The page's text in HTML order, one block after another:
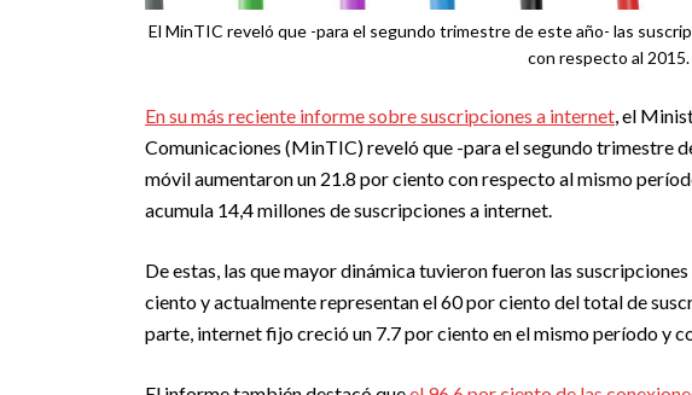
El MinTIC reveló que -para el segundo trimestre de este año- las
con respecto al 2015.
En su más reciente informe sobre suscripciones a internet, el
Comunicaciones (MinTIC) reveló que -para el segundo trimestre
móvil aumentaron un 21.8 por ciento con respecto al mismo
acumula 14,4 millones de suscripciones a internet.
De estas, las que mayor dinámica tuvieron fueron las
ciento y actualmente representan el 60 por ciento del total de
parte, internet fijo creció un 7.7 por ciento en el mismo período y